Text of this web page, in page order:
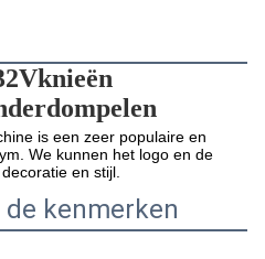
Vknieën
is een zeer populaire en
We kunnen het logo en de
en stijl.
kenmerken